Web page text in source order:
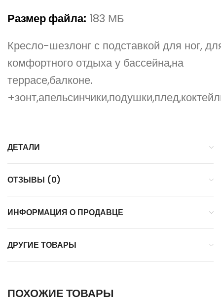
Размер файла: 183 МБ
Кресло-шезлонг с подставкой для ног,
комфортного отдыха у бассейна,на
террасе,балконе.
ДЕТАЛИ
ОТЗЫВЫ (0)
ИНФОРМАЦИЯ О ПРОДАВЦЕ
ДРУГИЕ ТОВАРЫ
ПОХОЖИЕ ТОВАРЫ